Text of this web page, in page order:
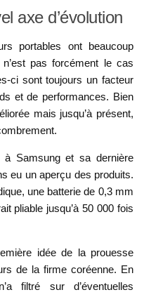
axe d’évolution
portables ont beaucoup
pas forcément le cas
ci sont toujours un facteur
et de performances. Bien
mais jusqu’à présent,
à Samsung et sa dernière
eu un aperçu des produits.
une batterie de 0,3 mm
pliable jusqu’à 50 000 fois
idée de la prouesse
de la firme coréenne. En
filtré sur d’éventuelles